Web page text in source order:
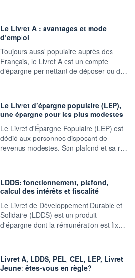
Le Livret A : avantages et mode
d’emploi
Toujours aussi populaire auprès des
Français, le Livret A est un compte
d‘épargne permettant de déposer ou d…
Le Livret d’épargne populaire (LEP),
une épargne pour les plus modestes
Le Livret d'Épargne Populaire (LEP) est
dédié aux personnes disposant de
revenus modestes. Son plafond et sa r…
LDDS: fonctionnement, plafond,
calcul des intérêts et fiscalité
Le Livret de Développement Durable et
Solidaire (LDDS) est un produit
d'épargne dont la rémunération est fix…
Livret A, LDDS, PEL, CEL, LEP, Livret
Jeune: êtes-vous en règle?